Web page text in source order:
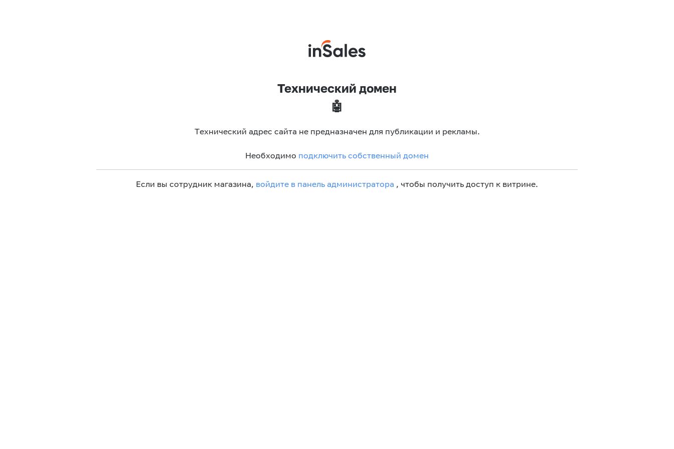
Технический домен
🤖
Технический адрес сайта не предназначен для публикации и рекламы.
Необходимо подключить собственный домен
Если вы сотрудник магазина, войдите в панель администратора , чтобы получить доступ к витрине.